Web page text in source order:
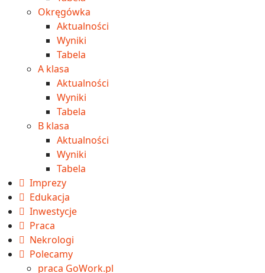
Okręgówka
Aktualności
Wyniki
Tabela
A klasa
Aktualności
Wyniki
Tabela
B klasa
Aktualności
Wyniki
Tabela
Imprezy
Edukacja
Inwestycje
Praca
Nekrologi
Polecamy
praca GoWork.pl